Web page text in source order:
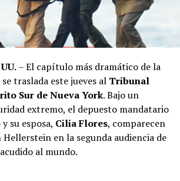
– El capítulo más dramático de la
traslada este jueves al Tribunal
Sur de Nueva York. Bajo un
extremo, el depuesto mandatario
y su esposa, Cilia Flores, comparecen
en la segunda audiencia de
al mundo.